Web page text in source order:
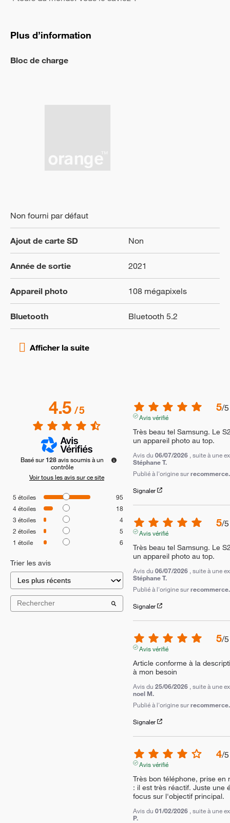
Plus d’information
Bloc de charge
Non fourni par défaut
Ajout de carte SD Non
Année de sortie 2021
Appareil photo 108 mégapixels
Bluetooth Bluetooth 5.2
4.5/5
Basé sur 128avis soumis à un
contrôle
Voir tous les avis sur ce site
5 étoiles
95
4étoiles
18
3 étoiles
4
2 étoiles
5
1 étoile 6
Trier les avis
5/5
Avis vérifié
Très beau tel Samsung. Le
un appareil photo au top.
Avis du 06/07/2026 , suite à une
Stéphane T.
Publié à l'origine sur
Signaler
5/5
Avis vérifié
Très beau tel Samsung. Le
un appareil photo au top.
Avis du 06/07/2026 , suite à une
Stéphane T.
Publié à l'origine sur
Signaler
5/5
Avis vérifié
Article conforme à la
à mon besoin
Avis du 25/06/2026 , suite à une
noel M.
Publié à l'origine sur
Signaler
4/5
Avis vérifié
Très bon téléphone, prise
: il est très réactif. Juste une
focus sur l'objectif principal.
Avis du 01/02/2026 , suite à une
P.